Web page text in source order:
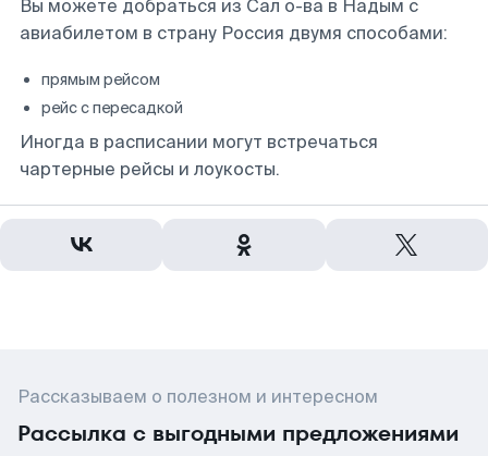
Вы можете добраться из Сал о-ва в Надым с
авиабилетом в страну Россия двумя способами:
прямым рейсом
рейс с пересадкой
Иногда в расписании могут встречаться
чартерные рейсы и лоукосты.
Рассказываем о полезном и интересном
Рассылка с выгодными предложениями